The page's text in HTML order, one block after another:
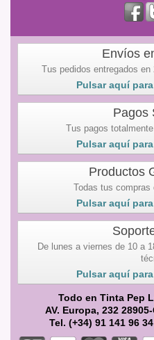
Envíos
Tus pedidos entregados
Pulsar aquí
Pagos
Tus pagos
Pulsar aquí
Productos
Todas tus compras
Pulsar aquí
De lunes a viernes de 10 a
Pulsar aquí
Todo en Tinta Pep
AV. Europa, 232
Tel. (+34) 91 141 96